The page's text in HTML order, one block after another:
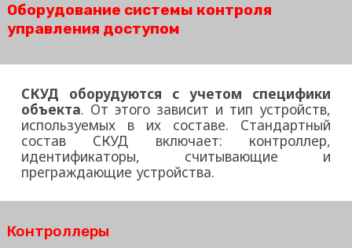
Оборудование системы контроля
управления доступом
СКУД оборудуются с учетом специфики
объекта. От этого зависит и тип устройств,
используемых в их составе. Стандартный
состав СКУД включает: контроллер,
идентификаторы, считывающие и
преграждающие устройства.
Контроллеры